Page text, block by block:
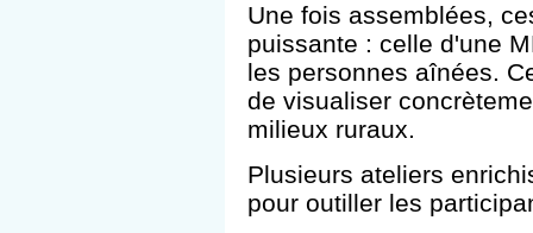
Une fois assemblées,
puissante : celle d'une
les personnes aînées.
de visualiser
milieux ruraux.
Plusieurs ateliers
pour outiller les